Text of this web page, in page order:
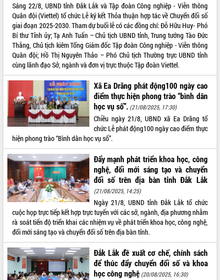
Sáng 22/8, UBND tỉnh Đắk Lắk và Tập đoàn Công nghiệp - Viễn thông
Quân đội (Viettel) tổ chức Lễ ký kết Thỏa thuận hợp tác về Chuyển đổi số
giai đoạn 2025-2030. Tham dự buổi lễ có các đồng chí: Đỗ Hữu Huy- Phó
Bí thư Tỉnh ủy; Tạ Anh Tuấn – Chủ tịch UBND tỉnh, Trung tướng Tào Đức
Thắng, Chủ tịch kiêm Tổng Giám đốc Tập đoàn Công nghiệp - Viễn thông
Quân đội; Hồ Thị Nguyên Thảo – Phó Chủ tịch Thường trực UBND tỉnh
cùng lãnh đạo Sở, ngành và đơn vị trực thuộc Tập đoàn Viettel.
Xã Ea Drăng phát động100 ngày cao
điểm thực hiện phong trào “bình dân
học vụ số”. (21/08/2025, 17:30)
Chiều ngày 21/8, UBND xã Ea Drăng tổ
chức Lễ phát động100 ngày cao điểm thực
hiện phong trào “Bình dân học vụ số”.
Đẩy mạnh phát triển khoa học, công
nghệ, đổi mới sáng tạo và chuyển
đổi số trên địa bàn tỉnh Đắk Lắk
(21/08/2025, 14:25)
Ngày 21/8, UBND tỉnh Đắk Lắk tổ chức
cuộc họp trực tiếp kết hợp trực tuyến với các sở, ngành, địa phương nhằm
rà soát tiến độ triển khai các nhiệm vụ về phát triển khoa học, công nghệ,
đổi mới sáng tạo và chuyển đổi số trên địa bàn tỉnh.
Đắk Lắk đề xuất cơ chế, chính sách
để thúc đẩy chuyển đổi số và khoa
học công nghệ (20/08/2025, 16:30)